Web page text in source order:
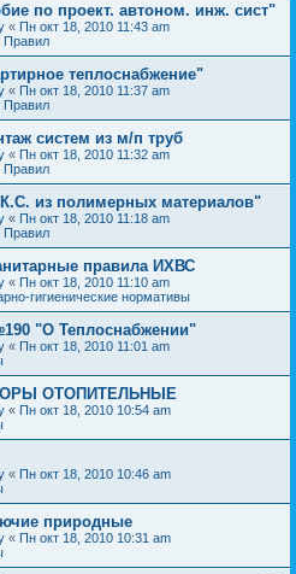
по проект. автоном. инж. сист"
« Пн окт 18, 2010 11:43 am
теплоснабжение"
« Пн окт 18, 2010 11:37 am
систем из м/п труб
« Пн окт 18, 2010 11:32 am
из полимерных материалов"
« Пн окт 18, 2010 11:18 am
правила ИХВС
« Пн окт 18, 2010 11:10 am
гигиенические нормативы
"О Теплоснабжении"
« Пн окт 18, 2010 11:01 am
ОТОПИТЕЛЬНЫЕ
« Пн окт 18, 2010 10:54 am
« Пн окт 18, 2010 10:46 am
природные
« Пн окт 18, 2010 10:31 am